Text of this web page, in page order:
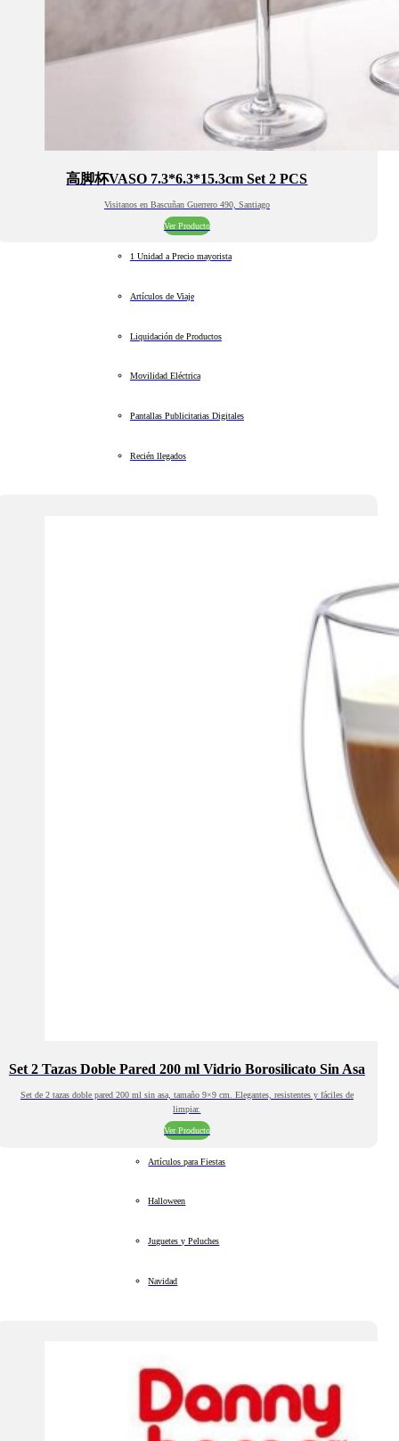
高脚杯VASO 7.3*6.3*15.3cm Set 2 PCS
Visitanos en Bascuñan Guerrero 490, Santiago
Ver Producto
1 Unidad a Precio mayorista
Artículos de Viaje
Liquidación de Productos
Movilidad Eléctrica
Pantallas Publicitarias Digitales
Recién llegados
Set 2 Tazas Doble Pared 200 ml Vidrio Borosilicato Sin Asa
Set de 2 tazas doble pared 200 ml sin asa, tamaño 9×9 cm. Elegantes, resistentes y fáciles de
limpiar.
Ver Producto
Artículos para Fiestas
Halloween
Juguetes y Peluches
Navidad